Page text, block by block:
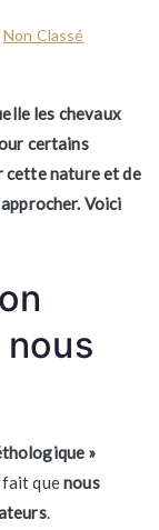
Non Classé
les chevaux
certains
cette nature et de
Voici
»
fait quenous
.